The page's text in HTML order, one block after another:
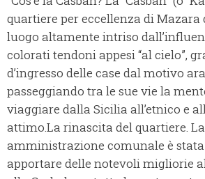
quartiere per eccellenza di Mazara
luogo altamente intriso
colorati tendoni appesi “al cielo”,
d’ingresso delle case dal motivo
passeggiando tra le sue vie la
viaggiare dalla Sicilia all’etnico e
attimo.La rinascita del quartiere.
amministrazione comunale è
apportare delle notevoli migliorie